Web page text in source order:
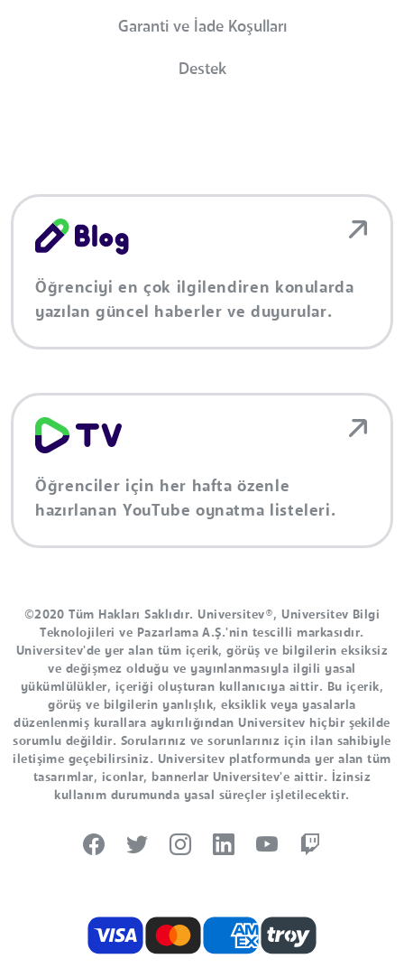
Garanti ve İade Koşulları
Destek
Öğrenciyi en çok ilgilendiren konularda
yazılan güncel haberler ve duyurular.
Öğrenciler için her hafta özenle
hazırlanan YouTube oynatma listeleri.
©2020 Tüm Hakları Saklıdır. Universitev®, Universitev Bilgi
Teknolojileri ve Pazarlama A.Ş.'nin tescilli markasıdır.
Universitev'de yer alan tüm içerik, görüş ve bilgilerin eksiksiz
ve değişmez olduğu ve yayınlanmasıyla ilgili yasal
yükümlülükler, içeriği oluşturan kullanıcıya aittir. Bu içerik,
görüş ve bilgilerin yanlışlık, eksiklik veya yasalarla
düzenlenmiş kurallara aykırılığından Universitev hiçbir şekilde
sorumlu değildir. Sorularınız ve sorunlarınız için ilan sahibiyle
iletişime geçebilirsiniz. Universitev platformunda yer alan tüm
tasarımlar, iconlar, bannerlar Universitev'e aittir. İzinsiz
kullanım durumunda yasal süreçler işletilecektir.